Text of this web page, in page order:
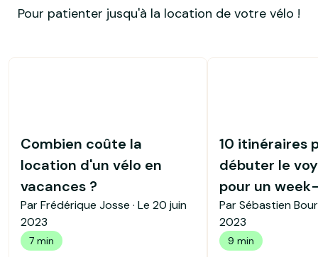
Pour patienter jusqu'à la location de votre vélo !
Combien coûte la
location d'un vélo en
vacances ?
Par Frédérique Josse · Le 20 juin
2023
7 min
10 itinéraires
débuter le
pour un
Par Sébastien
2023
9 min